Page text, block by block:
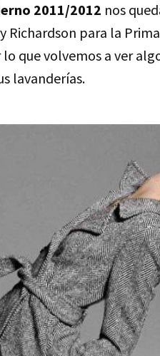
2011/2012 nos
para la
que volvemos a ver
lavanderías.